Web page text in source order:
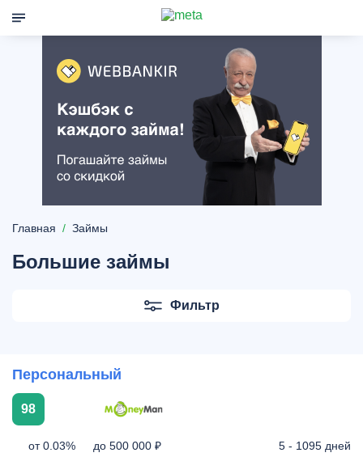
Главная Займы
Большие займы
Фильтр
Персональный
98
от 0.03% до 500 000 ₽ 5 - 1095 дней